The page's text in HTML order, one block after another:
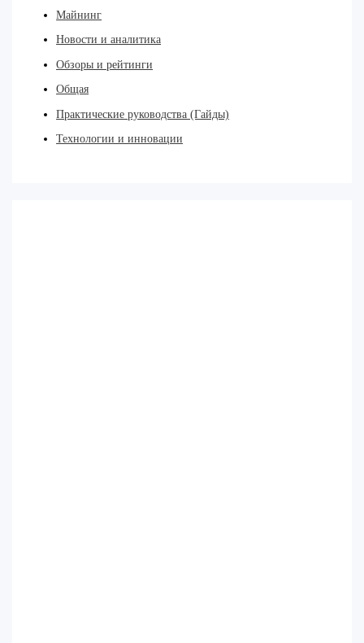
Майнинг
Новости и аналитика
Обзоры и рейтинги
Общая
Практические руководства (Гайды)
Технологии и инновации